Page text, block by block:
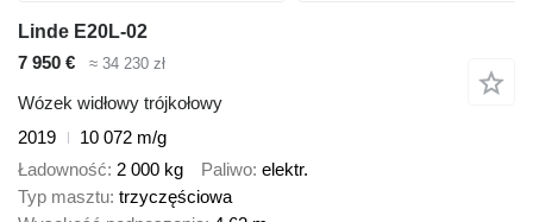
Linde E20L-02
7 950 €
≈ 34 230 zł
Wózek widłowy trójkołowy
2019
10 072 m/g
Ładowność 2 000 kg Paliwo elektr.
Typ masztu trzyczęściowa